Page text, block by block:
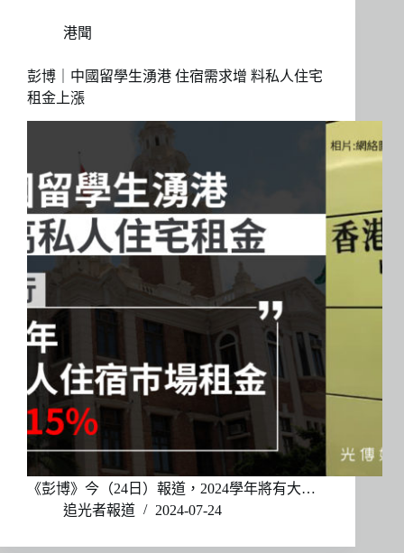
港聞
彭博｜中國留學生湧港 住宿需求增 料私人住宅
租金上漲
《彭博》今（24日）報道，2024學年將有大…
追光者報道
2024-07-24